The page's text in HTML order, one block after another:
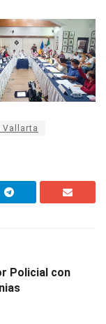
Vallarta
Policial con